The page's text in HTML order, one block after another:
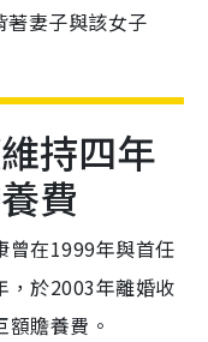
著妻子與該女子
持四年
費
曾在1999年與首任
，於2003年離婚收
贍養費。